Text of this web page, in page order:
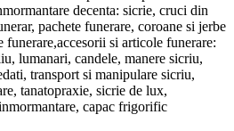
decenta: sicrie, cruci din
pachete funerare, coroane si jerbe
funerare,accesorii si articole funerare:
lumanari, candele, manere sicriu,
transport si manipulare sicriu,
tanatopraxie, sicrie de lux,
capac frigorific